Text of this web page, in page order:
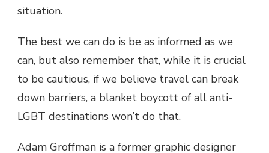
situation.
The best we can do is be as informed as we
can, but also remember that, while it is crucial
to be cautious, if we believe travel can break
down barriers, a blanket boycott of all anti-
LGBT destinations won’t do that.
Adam Groffman is a former graphic designer